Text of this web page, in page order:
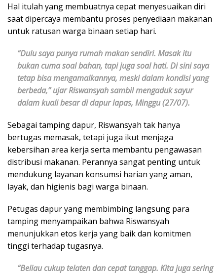
Hal itulah yang membuatnya cepat menyesuaikan diri
saat dipercaya membantu proses penyediaan makanan
untuk ratusan warga binaan setiap hari.
“Dulu saya punya rumah makan sendiri. Masak itu
bukan cuma soal bahan, tapi juga soal hati. Di sini saya
tetap bisa mengamalkannya, meski dalam kondisi yang
berbeda,” ujar Riswansyah sambil mengaduk sayur
dalam kuali besar di dapur lapas, Minggu (27/07).
Sebagai tamping dapur, Riswansyah tak hanya
bertugas memasak, tetapi juga ikut menjaga
kebersihan area kerja serta membantu pengawasan
distribusi makanan. Perannya sangat penting untuk
mendukung layanan konsumsi harian yang aman,
layak, dan higienis bagi warga binaan.
Petugas dapur yang membimbing langsung para
tamping menyampaikan bahwa Riswansyah
menunjukkan etos kerja yang baik dan komitmen
tinggi terhadap tugasnya.
“Beliau cukup telaten dan cepat tanggap. Kita juga sering